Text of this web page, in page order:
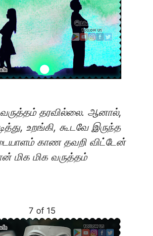
வருத்தம் தரவில்லை. ஆனால்,
உறங்கி, கூடவே இருந்த
காண தவறி விட்டேன்
மிக மிக வருத்தம்
7 of 15